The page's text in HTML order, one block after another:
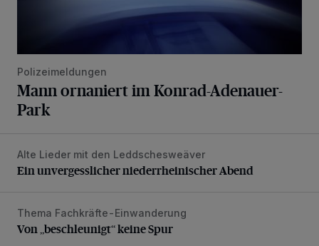
Polizeimeldungen
Mann ornaniert im Konrad-Adenauer-
Park
Ein unvergesslicher niederrheinischer Abend
Alte Lieder mit den Leddschesweäver
Ein unvergesslicher niederrheinischer Abend
Von „beschleunigt“ keine Spur
Thema Fachkräfte-Einwanderung
Von „beschleunigt“ keine Spur